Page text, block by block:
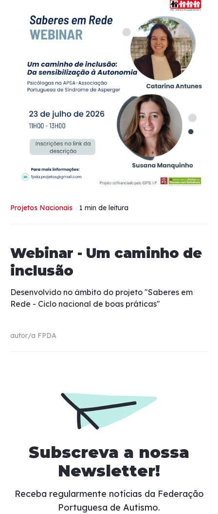
Projetos Nacionais 1 min de leitura
Webinar - Um caminho de
inclusão
Desenvolvido no âmbito do projeto "Saberes em
Rede - Ciclo nacional de boas práticas"
autor/a FPDA
Subscreva a nossa
Newsletter!
Receba regularmente notícias da Federação
Portuguesa de Autismo.